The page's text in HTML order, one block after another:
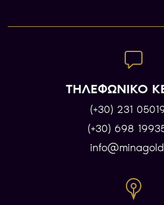
ΤΗΛΕΦΩΝΙΚΟ
(+30) 231
(+30) 698